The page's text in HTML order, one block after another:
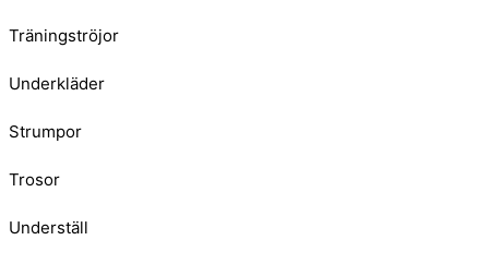
Träningströjor
Underkläder
Strumpor
Trosor
Underställ